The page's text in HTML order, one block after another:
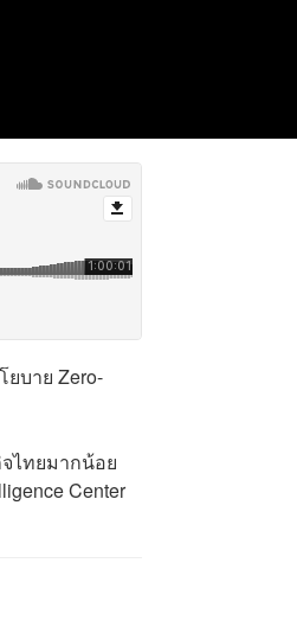
บาย Zero-
ไทยมากน้อย
Center